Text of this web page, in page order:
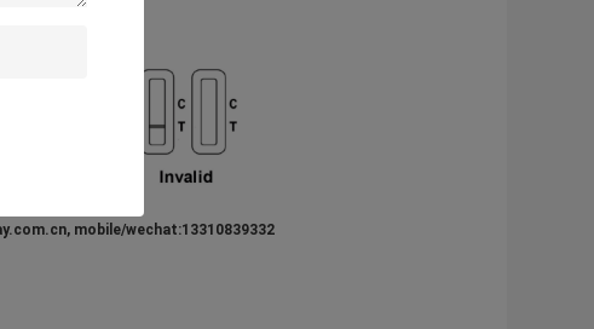
mobile/wechat:13310839332